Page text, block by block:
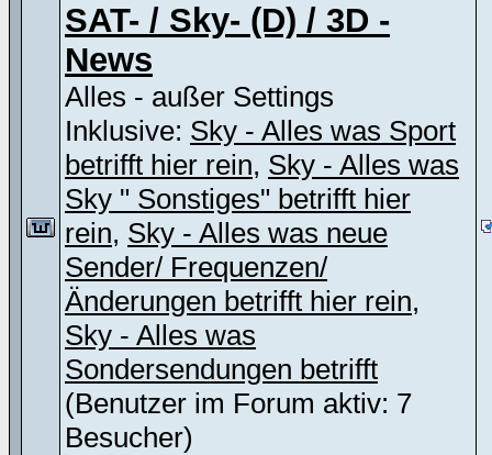
SAT- / Sky- (D) / 3D -
News
Alles - außer Settings
Inklusive: Sky - Alles was Sport
betrifft hier rein, Sky - Alles was
Sky " Sonstiges" betrifft hier
rein, Sky - Alles was neue
Sender/ Frequenzen/
Änderungen betrifft hier rein,
Sky - Alles was
Sondersendungen betrifft
(Benutzer im Forum aktiv: 7
Besucher)